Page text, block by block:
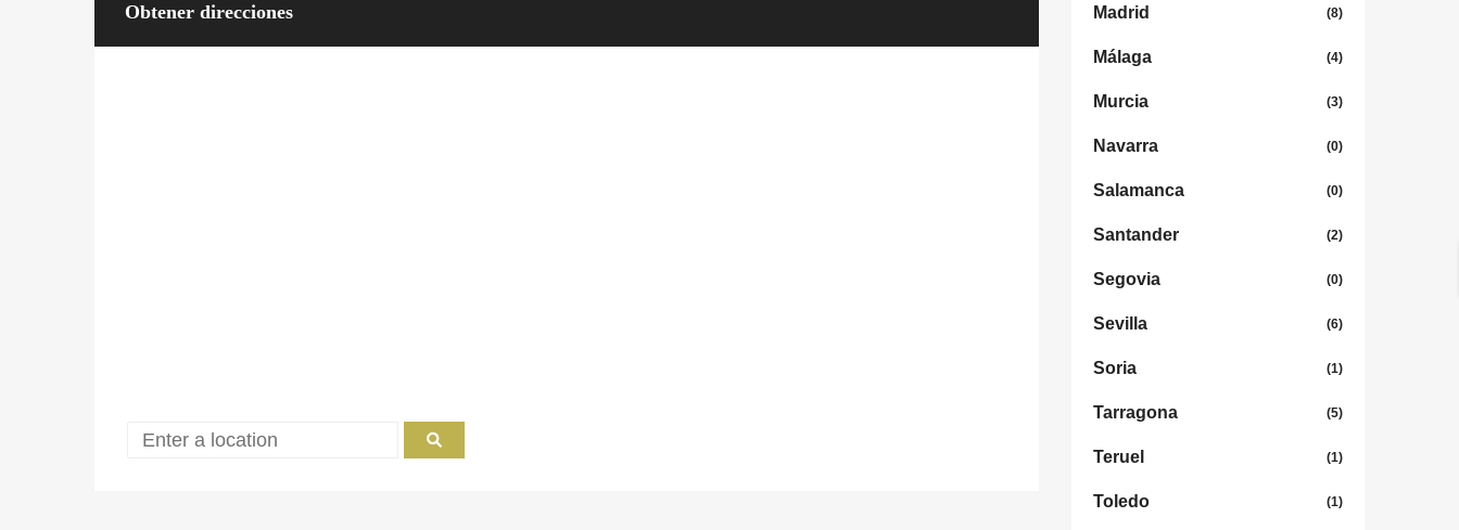
Obtener direcciones Madrid (8)
Málaga (4)
Murcia (3)
Navarra (0)
Salamanca (0)
Santander (2)
Segovia (0)
Sevilla (6)
Soria (1)
Tarragona (5)
Teruel (1)
Toledo (1)